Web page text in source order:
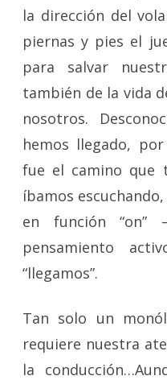
la dirección del
piernas y pies el
para salvar
también de la vida
nosotros.
hemos llegado,
fue el camino que
íbamos
en función “on”
pensamiento
“llegamos”.
Tan solo un
requiere nuestra
la